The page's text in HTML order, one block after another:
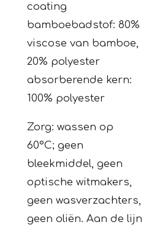
coating
bamboebadstof: 80%
viscose van bamboe,
20% polyester
absorberende kern:
100% polyester
Zorg: wassen op
60°C; geen
bleekmiddel, geen
optische witmakers,
geen wasverzachters,
geen oliën. Aan de lijn